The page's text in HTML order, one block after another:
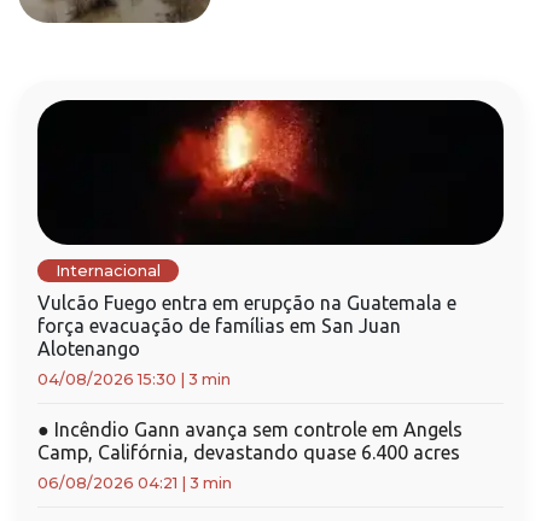
Internacional
Vulcão Fuego entra em erupção na Guatemala e
força evacuação de famílias em San Juan
Alotenango
04/08/2026 15:30 3 min
● Incêndio Gann avança sem controle em Angels
Camp, Califórnia, devastando quase 6.400 acres
06/08/2026 04:21 3 min